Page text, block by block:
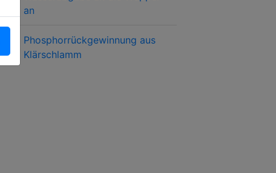
an
Phosphorrückgewinnung aus
Klärschlamm